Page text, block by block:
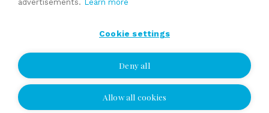
Valuation
Expert services
I wish to be contacted
advertisements. Learn more
Cookie settings
Deny all
Allow all cookies